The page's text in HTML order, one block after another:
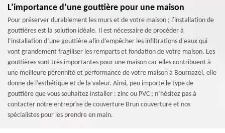
L’importance d’une gouttière pour une maison
Pour préserver durablement les murs et de votre maison ; l'installation de
gouttières est la solution idéale. Il est nécessaire de procéder à
l’installation d’une gouttière afin d’empêcher les infiltrations d'eaux qui
vont grandement fragiliser les remparts et fondation de votre maison. Les
gouttières sont très importantes pour une maison car elles contribuent à
une meilleure pérennité et performance de votre maison à Bournazel, elle
donne de l’esthétique et de la valeur. Ainsi, peu importe le type de
gouttière que vous souhaitez installer : zinc ou PVC ; n’hésitez pas à
contacter notre entreprise de couverture Brun couverture et nos
spécialistes pour les prendre en main.